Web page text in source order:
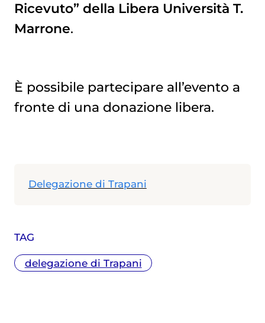
TAG
delegazione di Trapani
Ricevuto” della Libera Università T.
Marrone.
È possibile partecipare all’evento a
fronte di una donazione libera.
Delegazione di Trapani